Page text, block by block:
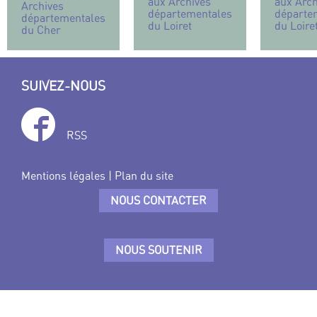
Archives
départementales
du Cher
départementales
du Loiret
du
SUIVEZ-NOUS
RSS
Mentions légales | Plan du site
NOUS CONTACTER
NOUS SOUTENIR